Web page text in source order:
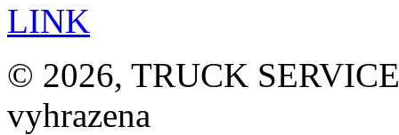
LINK
© 2026, TRUCK
vyhrazena